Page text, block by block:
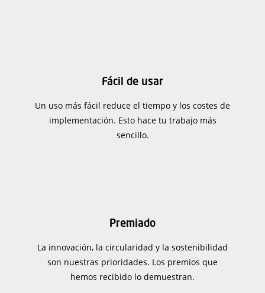
Fácil de usar
Un uso más fácil reduce el tiempo y los costes de
implementación. Esto hace tu trabajo más
sencillo.
Premiado
La innovación, la circularidad y la sostenibilidad
son nuestras prioridades. Los premios que
hemos recibido lo demuestran.